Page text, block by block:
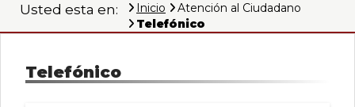
Usted esta en: Inicio
Atención al Ciudadano
Telefónico
Telefónico
Mostrando
registros